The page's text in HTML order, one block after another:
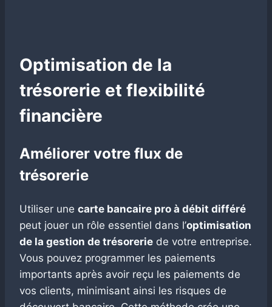
Optimisation de la
trésorerie et flexibilité
financière
Améliorer votre flux de
trésorerie
Utiliser une carte bancaire pro à débit différé
peut jouer un rôle essentiel dans l’optimisation
de la gestion de trésorerie de votre entreprise.
Vous pouvez programmer les paiements
importants après avoir reçu les paiements de
vos clients, minimisant ainsi les risques de